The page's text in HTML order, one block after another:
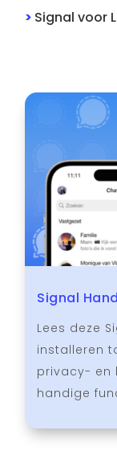
> Signalvoor
Signal
Lees deze
installeren
privacy- en
handige